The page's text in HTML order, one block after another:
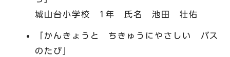
城山台小学校 1年 氏名 池田 壮佑
「かんきょうと ちきゅうにやさしい バス
のたび」